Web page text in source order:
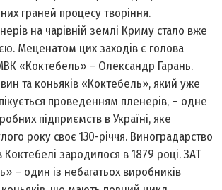
граней процесу творіння.
на чарівній землі Криму стало вже
Меценатом цих заходів є голова
«Коктебель» – Олександр Гарань.
та коньяків «Коктебель», який уже
проведенням пленерів, – одне
підприємств в Україні, яке
року своє 130-річчя. Виноградарство
Коктебелі зародилося в 1879 році. ЗАТ
– один із небагатьох виробників